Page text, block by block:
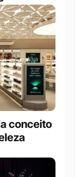
conceito